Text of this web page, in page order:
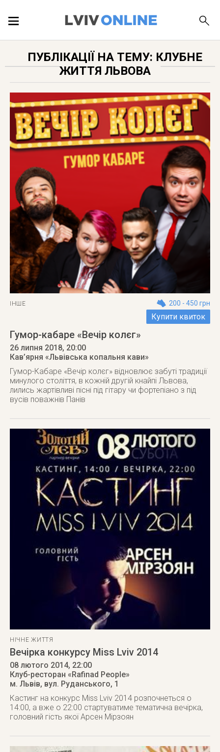
ПУБЛІКАЦІЇ
ДОВІДКА
ПУБЛІКАЦІЇ НА ТЕМУ: КЛУБНЕ
ЖИТТЯ ЛЬВОВА
ІНШЕ 200 - 450 грн
Купити квиток
Гумор-кабаре «Вечір колєг»
26 липня 2018, 20:00
Кав’ярня «Львівська копальня кави»
Гумор-Кабаре «Вечір колєг» відновлює забуті традиції
минулого століття, в кожній другій кнайпі Львова,
лились жартівливі пісні під гітару чи фортепіано з під
вусів поважнів Панів
НІЧНЕ ЖИТТЯ
Вечірка конкурсу Miss Lviv 2014
08 лютого 2014, 22:00
Клуб-ресторан «Rafinad People»
м. Львів, вул. Руданського, 1
Кастинг на конкурс Miss Lviv 2014 розпочнеться о
14:00, а вже о 22:00 стартуватиме тематична вечірка,
головний гість якої Арсен Мірзоян